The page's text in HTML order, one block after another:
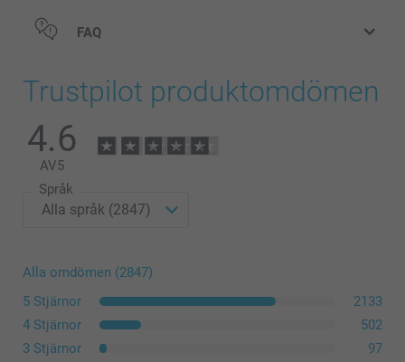
Blankt Premiumpapper 300 g
Modern Presentationsbox
Från 199,00/styck
Priser på tillval och tillgänglighet
storlek L eller XL
FAQ
Trustpilot produktomdömen
4.6
AV5
Språk
Alla omdömen (2847)
5 Stjärnor
2133
4 Stjärnor
502
3 Stjärnor
97